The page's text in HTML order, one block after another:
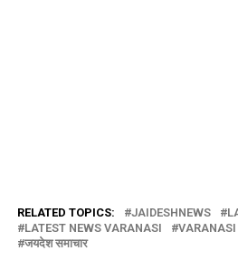
RELATED TOPICS: JAIDESHNEWS
LATEST NEWS VARANASI
VARANASI
जयदेश समाचार